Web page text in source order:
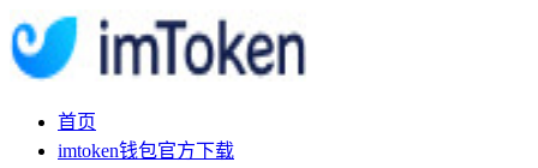
首页
imtoken钱包官方下载